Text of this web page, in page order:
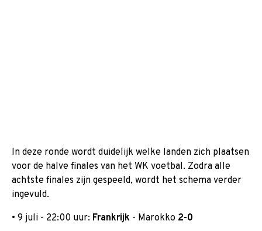
In deze ronde wordt duidelijk welke landen zich plaatsen
voor de halve finales van het WK voetbal. Zodra alle
achtste finales zijn gespeeld, wordt het schema verder
ingevuld.
• 9 juli - 22:00 uur: Frankrijk - Marokko 2-0